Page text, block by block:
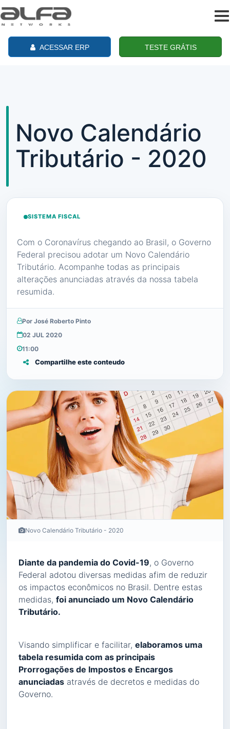
ACESSAR ERP TESTE GRÁTIS
Novo Calendário
Tributário - 2020
SISTEMA FISCAL
Com o Coronavírus chegando ao Brasil, o Governo
Federal precisou adotar um Novo Calendário
Tributário. Acompanhe todas as principais
alterações anunciadas através da nossa tabela
resumida.
Por José Roberto Pinto
02 JUL 2020
11:00
Compartilhe este conteudo
Novo Calendário Tributário - 2020
Diante da pandemia do Covid-19, o Governo
Federal adotou diversas medidas afim de reduzir
os impactos econômicos no Brasil. Dentre estas
medidas, foi anunciado um Novo Calendário
Tributário.
Visando simplificar e facilitar, elaboramos uma
tabela resumida com as principais
Prorrogações de Impostos e Encargos
anunciadas através de decretos e medidas do
Governo.